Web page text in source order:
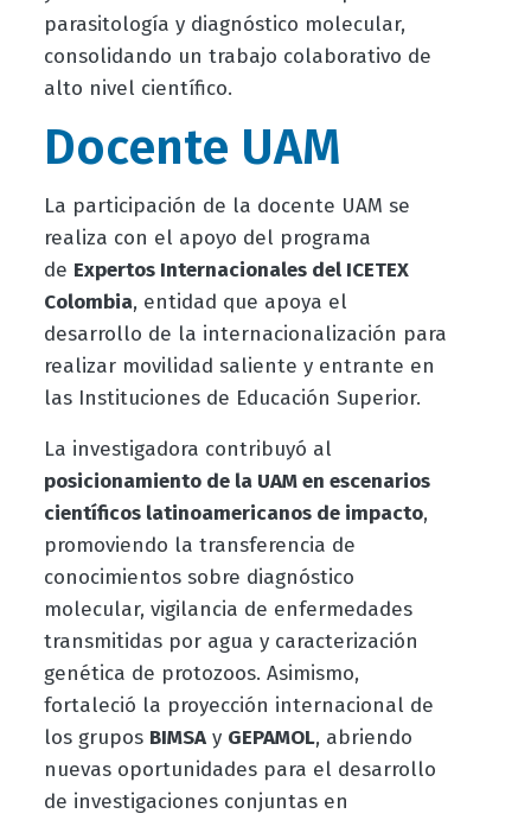
parasitología y diagnóstico molecular,
consolidando un trabajo colaborativo de
alto nivel científico.
Docente UAM
La participación de la docente UAM se
realiza con el apoyo del programa
de Expertos Internacionales del ICETEX
Colombia, entidad que apoya el
desarrollo de la internacionalización para
realizar movilidad saliente y entrante en
las Instituciones de Educación Superior.
La investigadora contribuyó al
posicionamiento de la UAM en escenarios
científicos latinoamericanos de impacto,
promoviendo la transferencia de
conocimientos sobre diagnóstico
molecular, vigilancia de enfermedades
transmitidas por agua y caracterización
genética de protozoos. Asimismo,
fortaleció la proyección internacional de
los grupos BIMSAy GEPAMOL, abriendo
nuevas oportunidades para el desarrollo
de investigaciones conjuntas en